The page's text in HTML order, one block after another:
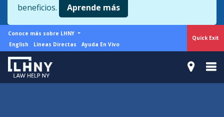
Quick Exit
beneficios.
Aprende más
More
from
LHNY
Conoce más sobre LHNY
Support
menu
English Líneas Directas Ayuda En Vivo